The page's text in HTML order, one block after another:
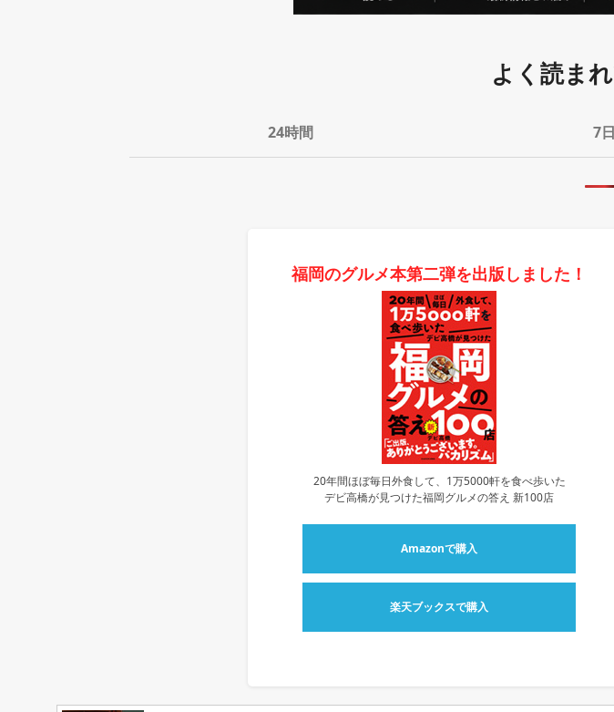
よく読ま
24時間 7
福岡のグルメ本第二弾を出版しました！
20年間ほぼ毎日外食して、1万5000軒を食べ歩いた
デビ高橋が見つけた福岡グルメの答え 新100店
Amazonで購入
楽天ブックスで購入